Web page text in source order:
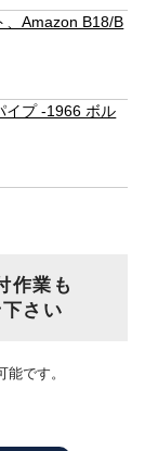
作業も
さい
です。
、Amazon B18/B
イプ -1966 ボル